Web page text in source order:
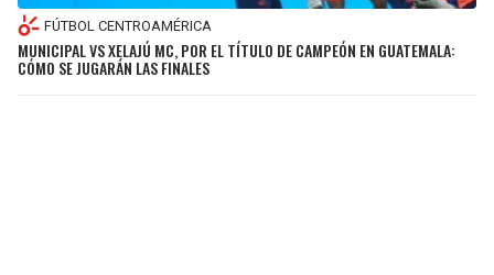
FÚTBOL CENTROAMÉRICA
MUNICIPAL VS XELAJÚ MC, POR EL TÍTULO DE CAMPEÓN EN GUATEMALA:
CÓMO SE JUGARÁN LAS FINALES